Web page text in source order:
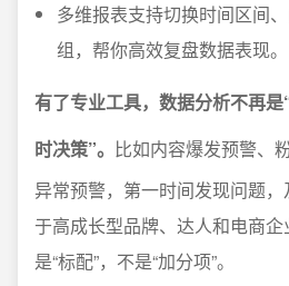
多维报表支持切换时间区间
组，帮你高效复盘数据表现。
有了专业工具，数据分析不再
时决策”。 比如内容爆发预警、
异常预警，第一时间发现问题
于高成长型品牌、达人和电商
是“标配”，不是“加分项”。